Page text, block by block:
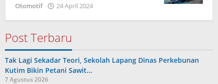
Otomotif 24 April 2024
Post Terbaru
Tak Lagi Sekadar Teori, Sekolah Lapang Dinas Perkebunan
Kutim Bikin Petani Sawit…
7 Agustus 2026